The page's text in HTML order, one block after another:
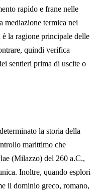
rapido e frane nelle
mediazione termica nei
la ragione principale delle
quindi verifica
sentieri prima di uscite o
la storia della
marittimo che
(Milazzo) del 260 a.C.,
Inoltre, quando esplori
il dominio greco, romano,